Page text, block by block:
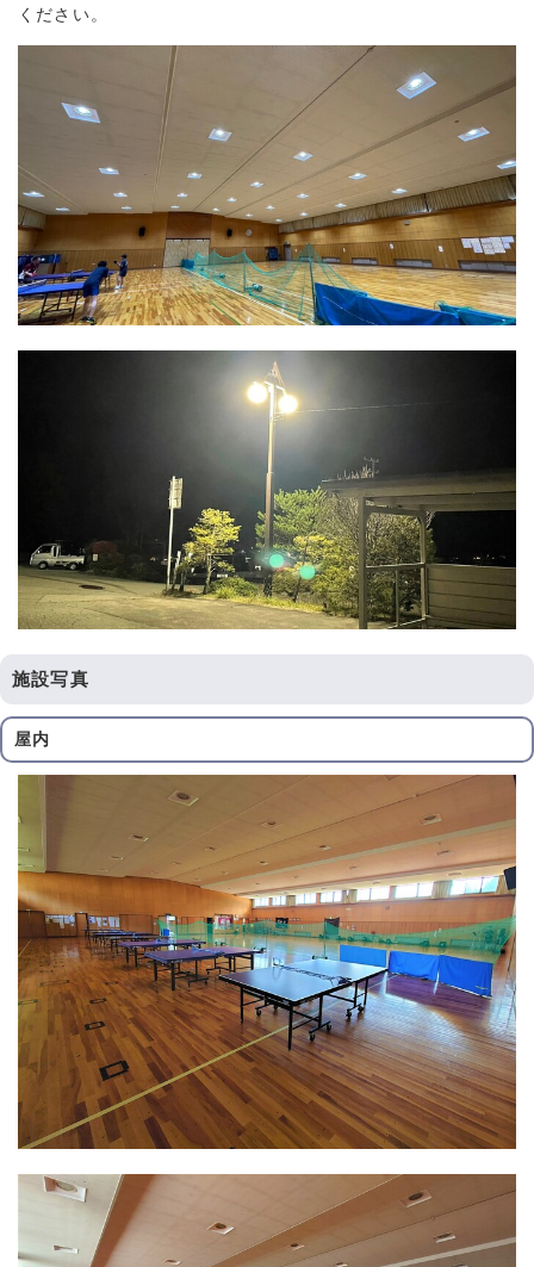
ください。
施設写真
屋内